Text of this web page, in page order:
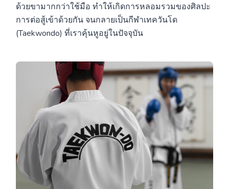
ด้วยขามากกว่าใช้มือ ทำให้เกิดการหลอมรวมของศิลปะ
การต่อสู้เข้าด้วยกัน จนกลายเป็นกีฬาเทควันโด
(Taekwondo) ที่เราคุ้นหูอยู่ในปัจจุบัน